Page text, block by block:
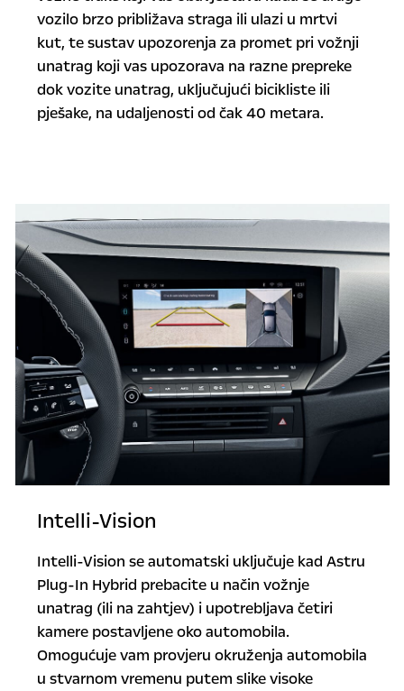
vozilo brzo približava straga ili ulazi u mrtvi
kut, te sustav upozorenja za promet pri vožnji
unatrag koji vas upozorava na razne prepreke
dok vozite unatrag, uključujući bicikliste ili
pješake, na udaljenosti od čak 40 metara.
Intelli-Vision
Intelli-Vision se automatski uključuje kad Astru
Plug-In Hybrid prebacite u način vožnje
unatrag (ili na zahtjev) i upotrebljava četiri
kamere postavljene oko automobila.
Omogućuje vam provjeru okruženja automobila
u stvarnom vremenu putem slike visoke